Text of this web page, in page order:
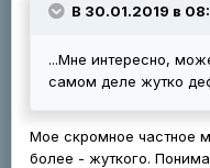
В 30.01.2019 в
...Мне интересно,
самом деле жутко
Мое скромное частное
более - жуткого.